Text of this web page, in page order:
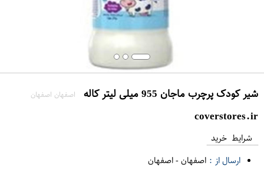
شیر کودک پرچرب ماجان 955 میلی لیتر کاله اصفهان اصفهان
coverstores.ir
شرایط خرید
ارسال از : اصفهان-اصفهان